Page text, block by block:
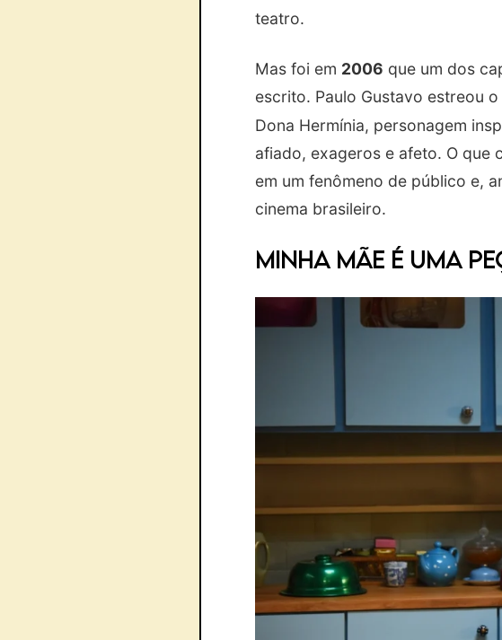
teatro.
Mas foi em 2006 que um dos
escrito. Paulo Gustavo estreou
Dona Hermínia, personagem
afiado, exageros e afeto. O que
em um fenômeno de público e,
cinema brasileiro.
Minha Mãe é uma